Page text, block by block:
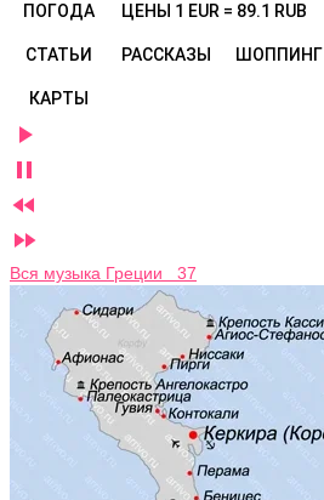
ПОГОДА ЦЕНЫ 1 EUR = 89.1 RUB
СТАТЬИ РАССКАЗЫ ШОППИНГ
КАРТЫ




Вся музыка Греции 37